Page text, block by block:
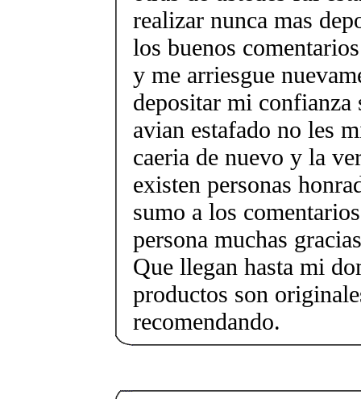
realizar nunca mas
los buenos
y me arriesgue
depositar mi confianza
avian estafado no les
caeria de nuevo y la
existen personas
sumo a los
persona muchas
Que llegan hasta mi
productos son
recomendando.